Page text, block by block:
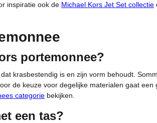
inspiratie ook de Michael Kors Jet Set collectie
portemonnee?
krasbestendig is en zijn vorm behoudt.
de keuze voor degelijke materialen gaat
categorie bekijken.
een tas?